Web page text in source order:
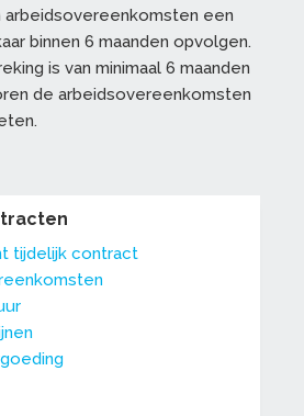
arbeidsovereenkomsten een
binnen 6 maanden opvolgen.
is van minimaal 6 maanden
de arbeidsovereenkomsten
tijdelijk contract